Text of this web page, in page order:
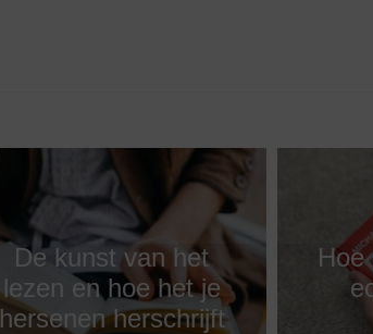
De kunst van het
lezen en hoe het je
hersenen herschrijft
Hoe